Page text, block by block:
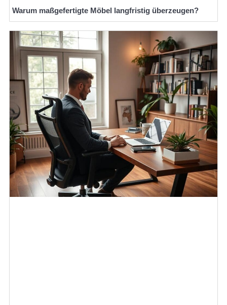
Warum maßgefertigte Möbel langfristig überzeugen?